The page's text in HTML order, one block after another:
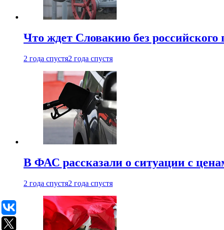
Что ждет Словакию без российского
2 года спустя2 года спустя
В ФАС рассказали о ситуации с
2 года спустя2 года спустя